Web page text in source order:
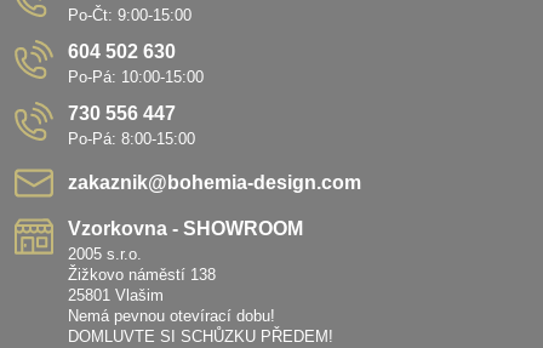
Po-Čt: 9:00-15:00
604 502 630
Po-Pá: 10:00-15:00
730 556 447
Po-Pá: 8:00-15:00
zakaznik​@bohemia-design​.com
Vzorkovna - SHOWROOM
2005 s.r.o.
Žižkovo náměstí 138
25801 Vlašim
Nemá pevnou otevírací dobu!
DOMLUVTE SI SCHŮZKU PŘEDEM!